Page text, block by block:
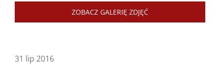
ZOBACZ GALERIĘ ZDJĘĆ
31 lip 2016